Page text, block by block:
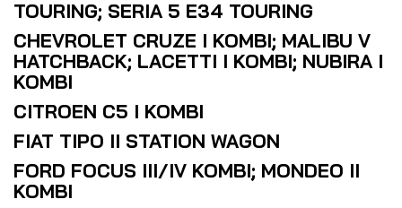
TOURING; SERIA 5 E34 TOURING
CHEVROLET CRUZE I KOMBI; MALIBU V
HATCHBACK; LACETTI I KOMBI; NUBIRA I
KOMBI
CITROEN C5 I KOMBI
FIAT TIPO II STATION WAGON
FORD FOCUS III/IV KOMBI; MONDEO II
KOMBI